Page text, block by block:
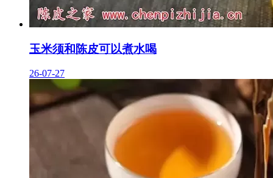
玉米须和陈皮可以煮水喝
26-07-27